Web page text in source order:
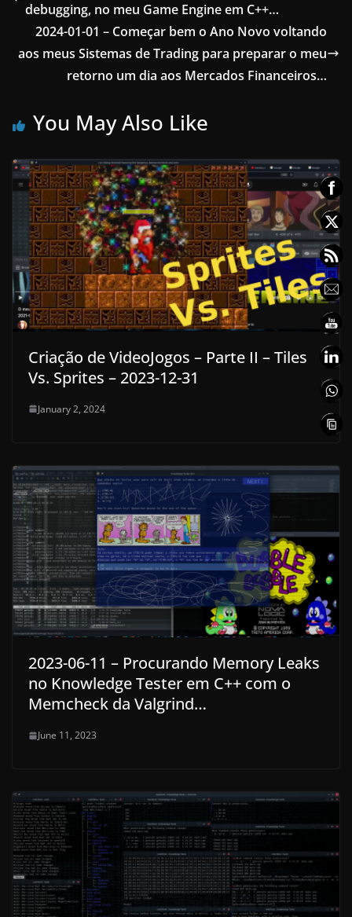
debugging, no meu Game Engine em C++…
2024-01-01 – Começar bem o Ano Novo voltando
aos meus Sistemas de Trading para preparar o meu
retorno um dia aos Mercados Financeiros…
You May Also Like
Criação de VideoJogos – Parte II – Tiles
Vs. Sprites – 2023-12-31
January 2, 2024
2023-06-11 – Procurando Memory Leaks
no Knowledge Tester em C++ com o
Memcheck da Valgrind…
June 11, 2023